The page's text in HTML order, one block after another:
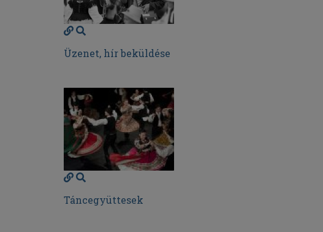
Üzenet, hír beküldése
Táncegyüttesek